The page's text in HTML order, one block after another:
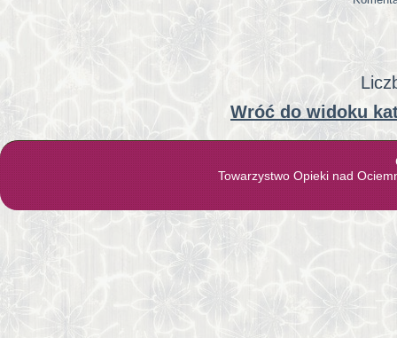
Wróć do widoku
Towarzystwo Opieki nad